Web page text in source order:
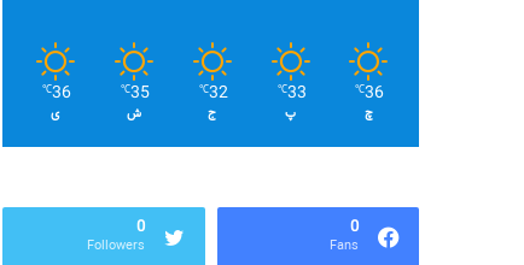
36
℃
چ
33
℃
پ
32
℃
ج
35
℃
ش
36
℃
ی
0
Fans
0
Followers